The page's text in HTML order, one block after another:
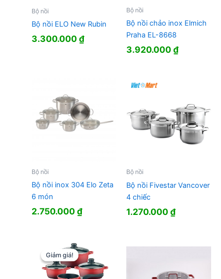
Bộ nồi
Bộ nồi ELO New Rubin
3.300.000₫
Bộ nồi
Bộ nồi chảo inox Elmich
Praha EL-8668
3.920.000₫
Bộ nồi
Bộ nồi inox 304 Elo Zeta
6 món
2.750.000₫
Bộ nồi
Bộ nồi Fivestar Vancover
4 chiếc
1.270.000₫
Giảm giá!
Giảm giá!